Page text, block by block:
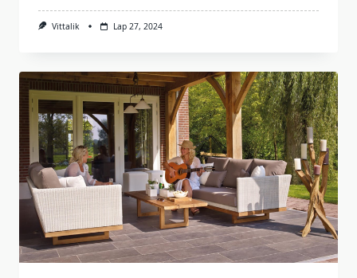
Vittalik Lap 27, 2024